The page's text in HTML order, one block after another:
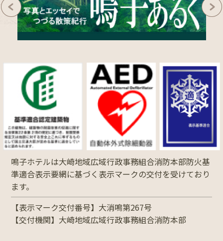
鳴子ホテルは大崎地域広域行政事務組合消防本部防火基
準適合表示要網に基づく表示マークの交付を受けており
ます。
【表示マーク交付番号】大消鳴第267号
【交付機関】大崎地域広域行政事務組合消防本部